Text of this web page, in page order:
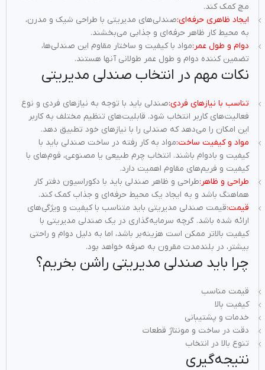
مچ کمک کند.
ایجاد ظاهری حرفه‌ای:صندلی‌های مدیریتی با طراحی شیک و مدرن،
به محیط کار ظاهر حرفه‌ای و جذابی می‌بخشند.
دوام و طول عمر:مواد با کیفیت و ساختار مقاوم این صندلی‌ها،
تضمین کننده دوام و طول عمر طولانی آنها هستند.
نکات مهم در انتخاب صندلی مدیریتی
تناسب با نیازهای فردی:صندلی باید با توجه به نیازهای فردی و نوع
فعالیت‌های کاربر انتخاب شود. قابلیت‌های تنظیم مختلف به کاربر
این امکان را می‌دهد که صندلی را با نیازهای خود تطبیق دهد.
مواد و کیفیت ساخت:مواد به کار رفته در ساخت صندلی باید با
کیفیت و بادوام باشند. انتخاب چرم طبیعی یا مصنوعی، فوم‌های با
کیفیت و فریم‌های مقاوم اهمیت دارد.
طراحی و ظاهر:طراحی و ظاهر صندلی باید با دکوراسیون دفتر کار
هماهنگ باشد و به ایجاد یک محیط حرفه‌ای و جذاب کمک کند.
قیمت:قیمت صندلی مدیریتی باید متناسب با کیفیت و ویژگی‌های
ارائه شده باشد. گرچه سرمایه‌گذاری در یک صندلی مدیریتی با
کیفیت بالاتر ممکن است هزینه‌بر باشد، اما به دلیل دوام و راحتی
بیشتر، در بلندمدت مقرون به صرفه خواهد بود.
چرا باید صندلی مدیریتی راشن بخریم؟
قیمت مناسب
کیفیت بالا
خدمات و پشتیبانی
دقت در ساخت و مونتاژ قطعات
تنوع بالا در انتخاب
نتیجه‌گیری